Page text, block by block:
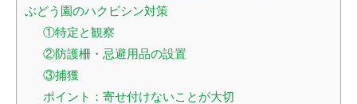
ぶどう園のハクビシン対策
①特定と観察
②防護柵・忌避用品の設置
③捕獲
ポイント：寄せ付けないことが大切